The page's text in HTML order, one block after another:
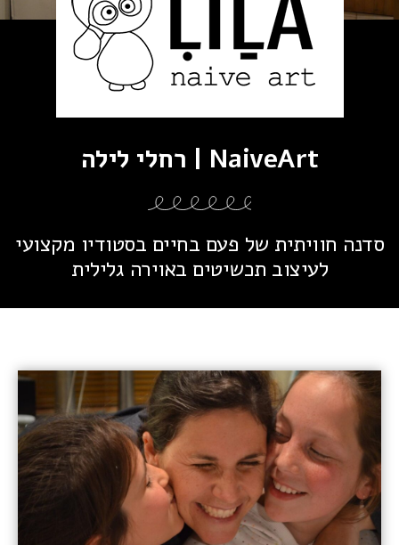
רחלי לילה | NaiveArt
סדנה חוויתית של פעם בחיים בסטודיו מקצועי
לעיצוב תכשיטים באוירה גלילית